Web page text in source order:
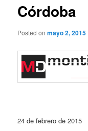
Córdoba
Posted onmayo 2, 2015
24 de febrero de 2015